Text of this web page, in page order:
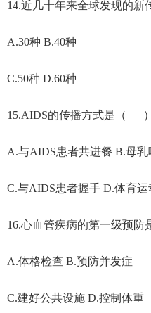
14.近几十年来全球发现的
A.30种 B.40种
C.50种 D.60种
15.AIDS的传播方式是（ ）
A.与AIDS患者共进餐 B.母乳
C.与AIDS患者握手 D.体育运
16.心血管疾病的第一级预
A.体格检查 B.预防并发症
C.建好公共设施 D.控制体重